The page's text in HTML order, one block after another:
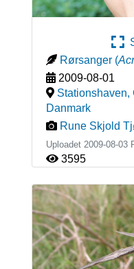
Rørsanger (
2009-08-01
Stationshaven,
Danmark
Rune Skjold
Uploadet 2009-08-03
3595